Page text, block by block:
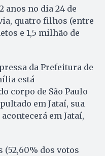
anos no dia 24 de
quatro filhos (entre
e 1,5 milhão de
da Prefeitura de
está
corpo de São Paulo
em Jataí, sua
em Jataí,
(52,60% dos votos